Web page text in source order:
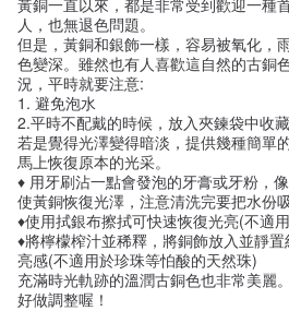
人，也無退色問題。
但是，黃銅和銀飾一樣，容易被氧化，
色變深。雖然也有人喜歡這自然的古銅
況，平時就要注意:
1. 避免泡水
2.平時不配戴的時候，放入夾鍊袋中收藏
若是覺得光澤變得暗淡，提供幾種簡單
馬上恢復原本的光采。
♦ 用牙刷沾一點會發泡的牙膏或牙粉，
使黃銅恢復光澤，注意清洗完要把水份
♦使用拭銀布擦拭可快速恢復光亮(不適
♦將檸檬榨汁並稀釋，將銅飾放入並靜
亮感(不適用於珍珠等怕酸的天然珠)
充滿時光軌跡的溫潤古銅色也非常美麗
好做調整喔！